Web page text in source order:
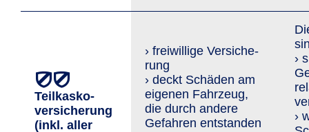
Teilkasko­
versicherung
(inkl. aller
› freiwillige Versi­che­
rung
› deckt Schäden am
eigenen Fahrzeug,
die durch andere
Gefahren entstanden
›
›